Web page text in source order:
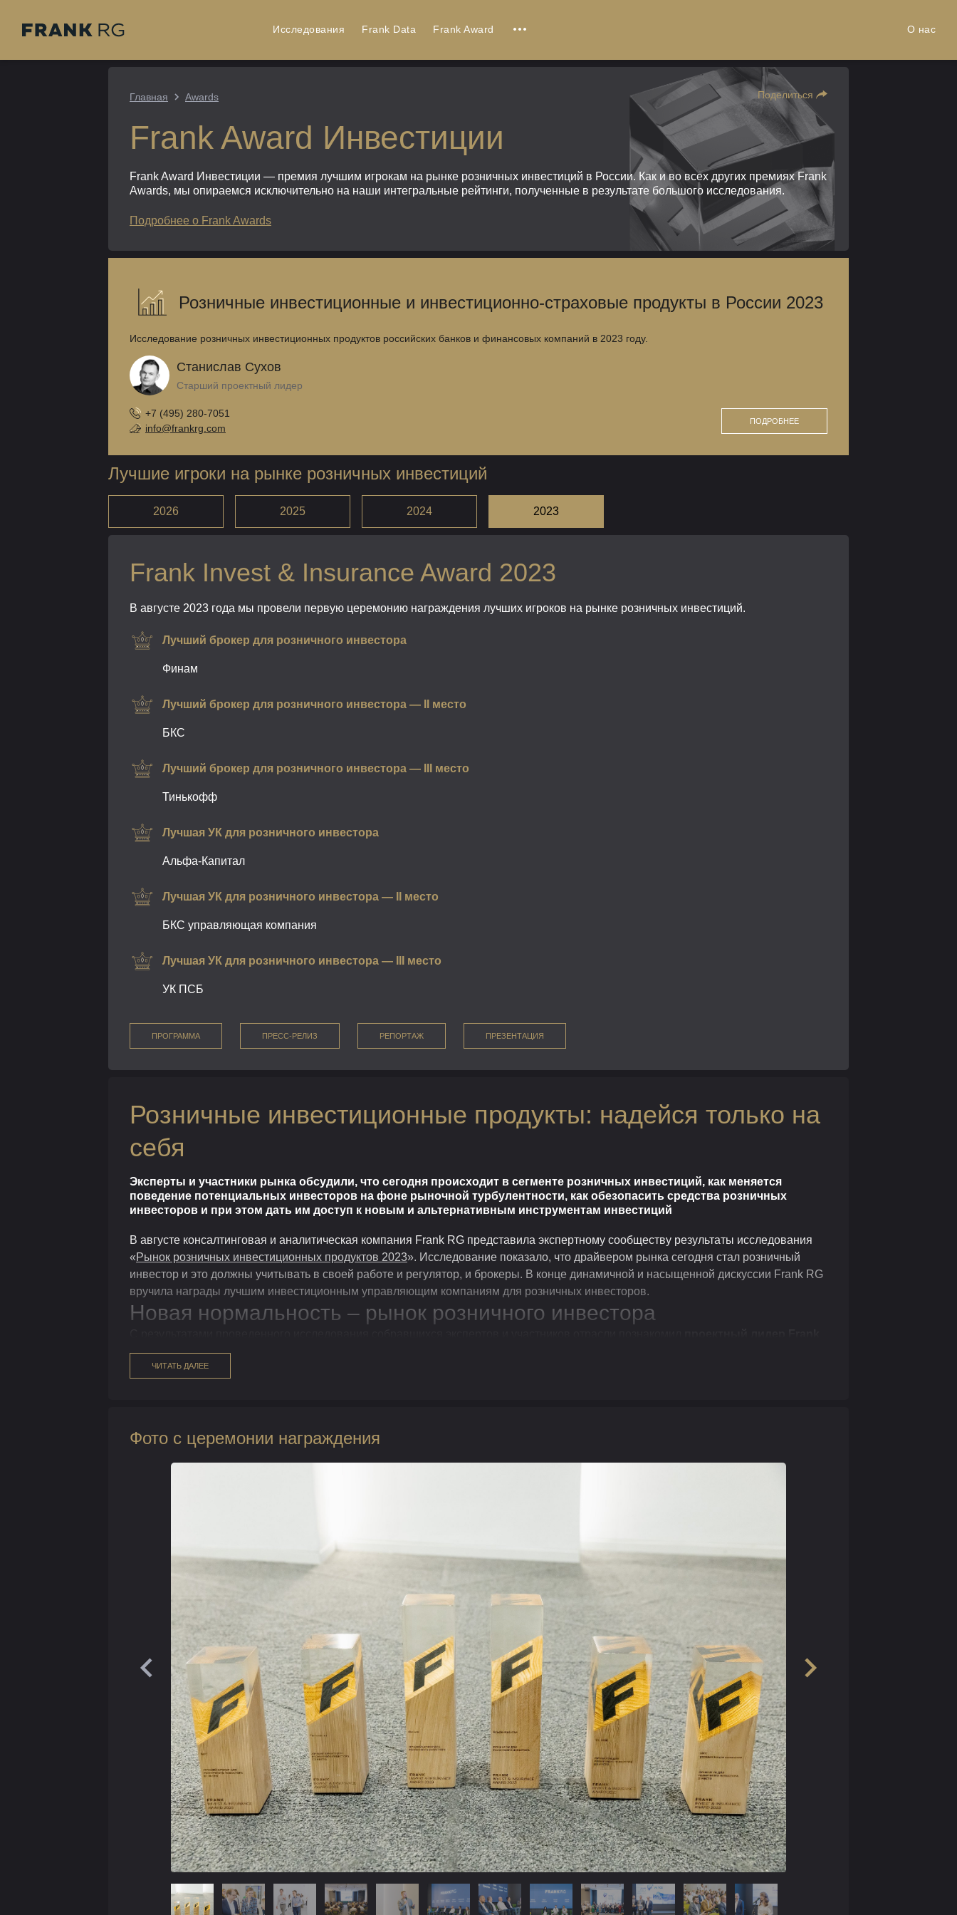
Исследования Frank Data Frank Award О нас
Главная Awards Поделиться
Frank Award Инвестиции
Frank Award Инвестиции — премия лучшим игрокам на рынке розничных инвестиций в России. Как и во всех других премиях Frank
Awards, мы опираемся исключительно на наши интегральные рейтинги, полученные в результате большого исследования.
Подробнее о Frank Awards
Розничные инвестиционные и инвестиционно-страховые продукты в России 2023
Исследование розничных инвестиционных продуктов российских банков и финансовых компаний в 2023 году.
Станислав Сухов
Старший проектный лидер
+7 (495) 280-7051
info@frankrg.com
ПОДРОБНЕЕ
Лучшие игроки на рынке розничных инвестиций
2026 2025 2024 2023
Frank Invest & Insurance Award 2023
В августе 2023 года мы провели первую церемонию награждения лучших игроков на рынке розничных инвестиций.
Лучший брокер для розничного инвестора
Финам
Лучший брокер для розничного инвестора — II место
БКС
Лучший брокер для розничного инвестора — III место
Тинькофф
Лучшая УК для розничного инвестора
Альфа-Капитал
Лучшая УК для розничного инвестора — II место
БКС управляющая компания
Лучшая УК для розничного инвестора — III место
УК ПСБ
ПРОГРАММА ПРЕСС-РЕЛИЗ РЕПОРТАЖ ПРЕЗЕНТАЦИЯ
Розничные инвестиционные продукты: надейся только на
себя
Эксперты и участники рынка обсудили, что сегодня происходит в сегменте розничных инвестиций, как меняется
поведение потенциальных инвесторов на фоне рыночной турбулентности, как обезопасить средства розничных
инвесторов и при этом дать им доступ к новым и альтернативным инструментам инвестиций
В августе консалтинговая и аналитическая компания Frank RG представила экспертному сообществу результаты исследования
«Рынок розничных инвестиционных продуктов 2023». Исследование показало, что драйвером рынка сегодня стал розничный
инвестор и это должны учитывать в своей работе и регулятор, и брокеры. В конце динамичной и насыщенной дискуссии Frank RG
вручила награды лучшим инвестиционным управляющим компаниям для розничных инвесторов.
Новая нормальность – рынок розничного инвестора
RG Станислав Сухов
Станислав Сухов, проектный лидер Frank RG
При подготовке исследования аналитиками компании было проведено 36 глубинных интервью с инвесторами, онлайн-
анкетирование более 200 российских инвесторов, 16 экспертных интервью с руководителями розничных инвестиционных
департаментов в банках, брокерах, управляющих компаниях и страховых компаниях, более 30 тайных покупок и визитов в офисы
банков и УК, кабинетное исследование тарифов и условий по инвестпродуктам среди 25 брокеров и 15 управляющих компаний.
Обсуждение результатов исследования и текущего состояния сегмента розничных инвестиций невозможно было начать без того,
ЧИТАТЬ ДАЛЕЕ
Фото с церемонии награждения